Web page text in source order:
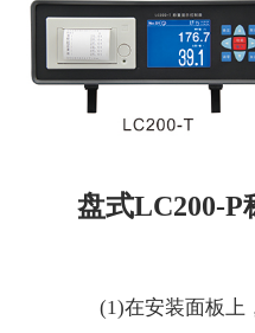
盘式LC200-P
(1)在安装面板上